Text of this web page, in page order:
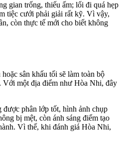
gian trống, thiếu ấm; lối đi quá hẹp
tiệc cưới phải giải rất kỹ. Vì vậy,
còn thực tế mới cho biết không
sân khấu tối sẽ làm toàn bộ
Với một địa điểm như Hòa Nhi, đây
được phân lớp tốt, hình ảnh chụp
bị mệt, còn ánh sáng điểm tạo
Vì thế, khi đánh giá Hòa Nhi,